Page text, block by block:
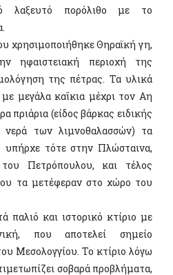
λαξευτό πορόλιθο με το
χρησιμοποιήθηκε Θηραϊκή γη,
ηφαιστειακή περιοχή της
της πέτρας. Τα υλικά
μεγάλα καΐκια μέχρι τον Αη
πριάρια (είδος βάρκας ειδικής
των λιμνοθαλασσών) τα
τότε στην Πλώσταινα,
Πετρόπουλου, και τέλος
τα μετέφεραν στο χώρο του
παλιό και ιστορικό κτίριο με
που αποτελεί σημείο
Μεσολογγίου. Το κτίριο λόγω
σοβαρά προβλήματα,